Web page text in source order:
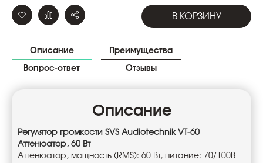
В КОРЗИНУ
Описание Преимущества
Вопрос-ответ Отзывы
Описание
Регулятор громкости SVS Audiotechnik VT-60
Аттенюатор, 60 Вт
Аттенюатор, мощность (RMS): 60 Вт, питание: 70/100В